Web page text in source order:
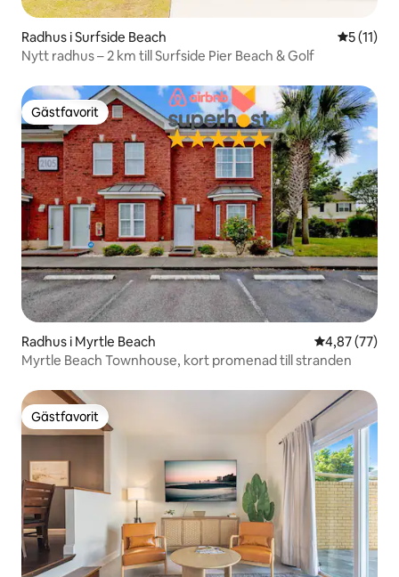
Radhus i Surfside Beach 5 av 5 i
5 (11)
Nytt radhus – 2 km till Surfside Pier Beach & Golf
Gästfavorit
Gästfavorit
Radhus i Myrtle Beach 4,87 av 5 i
4,87 (77)
Myrtle Beach Townhouse, kort promenad till stranden
Gästfavorit
Gästfavorit